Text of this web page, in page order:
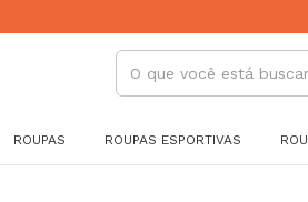
ROUPAS ROUPAS ESPORTIVAS